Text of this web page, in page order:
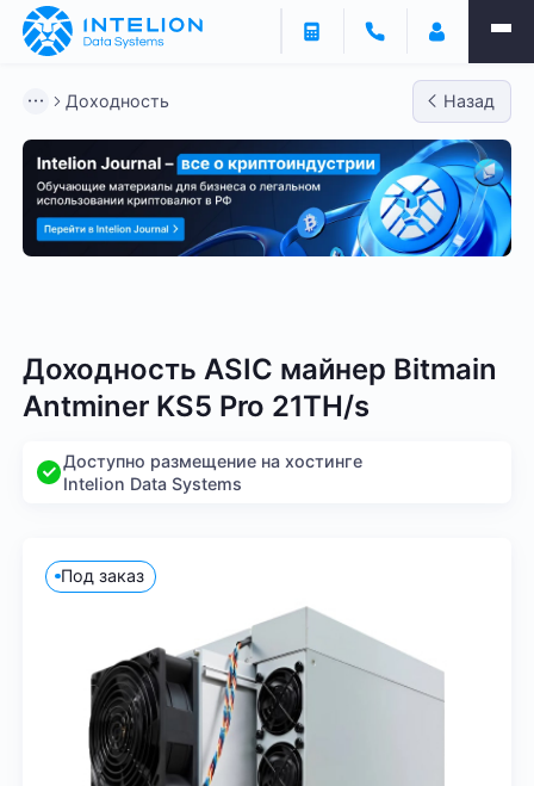
Доходность Назад
Доходность ASIC майнер Bitmain
Antminer KS5 Pro 21TH/s
Доступно размещение на хостинге
Intelion Data Systems
Под заказ